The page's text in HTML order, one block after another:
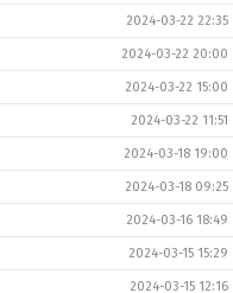
2024-03-22 22:35
2024-03-22 20:00
2024-03-22 15:00
2024-03-22 11:51
2024-03-18 19:00
2024-03-18 09:25
2024-03-16 18:49
2024-03-15 15:29
2024-03-15 12:16